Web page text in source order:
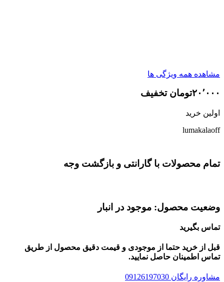
مشاهده همه ویژگی ها
۲۰٬۰۰۰تومان تخفیف
اولین خرید
lumakalaoff
تمام محصولات با گارانتی و بازگشت وجه
وضعیت محصول: موجود در انبار
تماس بگیرید
قبل از خرید حتما از موجودی و قیمت دقیق محصول از طریق
تماس اطمینان حاصل نمایید.
مشاوره رایگان 09126197030